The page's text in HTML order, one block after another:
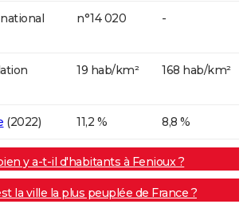
n°14 020 -
19 hab/km² 168 hab/km²
(2022) 11,2 % 8,8 %
y a-t-il d'habitants à Fenioux ?
la ville la plus peuplée de France ?